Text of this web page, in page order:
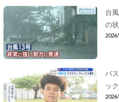
台
の
バ
ッ